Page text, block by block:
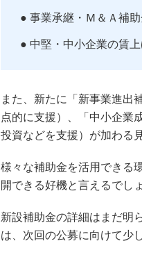
● 事業承継・Ｍ＆Ａ補助
● 中堅・中小企業の賃
また、新たに「新事業進出
点的に支援）、「中小企業
投資などを支援）が加わる
様々な補助金を活用できる
開できる好機と言えるでし
新設補助金の詳細はまだ明
は、次回の公募に向けて少